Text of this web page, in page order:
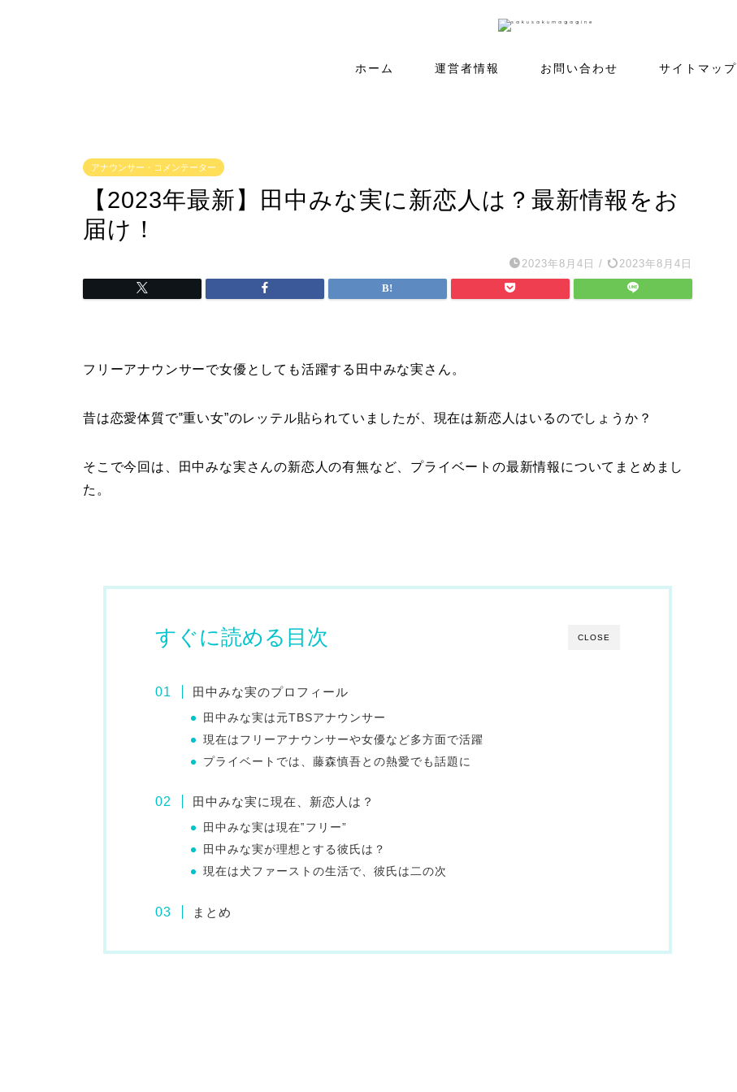
ホーム 運営者情報 お問い合わせ サイトマップ
アナウンサー・コメンテーター
【2023年最新】田中みな実に新恋人は？最新情報をお
届け！
2023年8月4日 / 2023年8月4日
フリーアナウンサーで女優としても活躍する田中みな実さん。
昔は恋愛体質で‟重い女”のレッテル貼られていましたが、現在は新恋人はいるのでしょうか？
そこで今回は、田中みな実さんの新恋人の有無など、プライベートの最新情報についてまとめまし
た。
CLOSE
すぐに読める目次
田中みな実のプロフィール
田中みな実は元TBSアナウンサー
現在はフリーアナウンサーや女優など多方面で活躍
プライベートでは、藤森慎吾との熱愛でも話題に
田中みな実に現在、新恋人は？
田中みな実は現在‟フリー”
田中みな実が理想とする彼氏は？
現在は犬ファーストの生活で、彼氏は二の次
まとめ